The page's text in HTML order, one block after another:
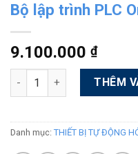
Bộ lập trình PLC
9.100.000 ₫
Số lượng THÊM
Danh mục: THIẾT BỊ TỰ ĐỘNG